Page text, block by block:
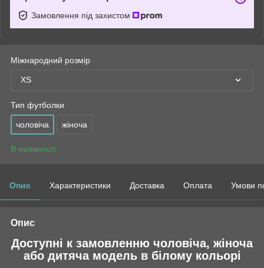
Замовлення під захистом
Міжнародний розмір
XS
Тип футболки
чоловіча жіноча
В наявності
Опис Характеристики Доставка Оплата Умови
Опис
Доступні к замовленню чоловіча, жіноча
або дитяча модель в білому кольорі